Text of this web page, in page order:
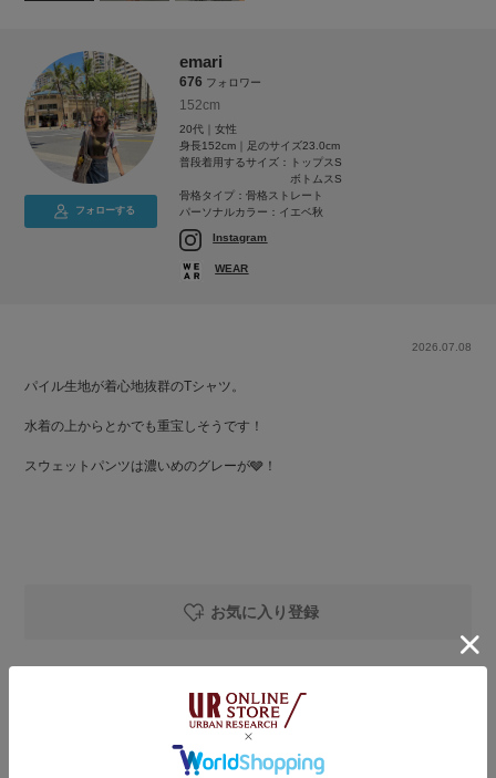
フォローする
emari
676 フォロワー
152cm
20代｜女性
身長152cm｜足のサイズ23.0cm
普段着用するサイズ：
トップスS
ボトムスS
骨格タイプ：骨格ストレート
パーソナルカラー：イエベ秋
Instagram
WEAR
2026.07.08
パイル生地が着心地抜群のTシャツ。
水着の上からとかでも重宝しそうです！
スウェットパンツは濃いめのグレーが🩶！
お気に入り登録
着用アイテム